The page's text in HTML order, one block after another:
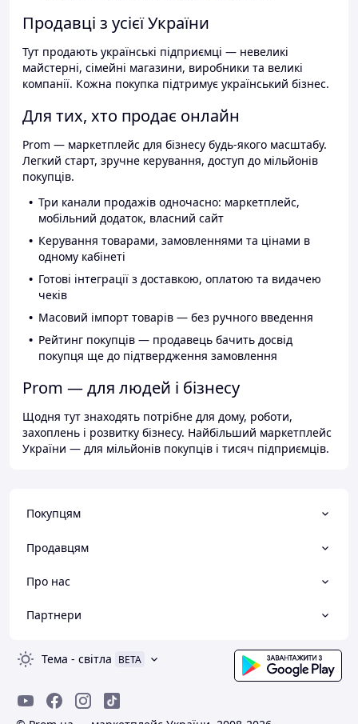
Продавці з усієї України
Тут продають українські підприємці — невеликі
майстерні, сімейні магазини, виробники та великі
компанії. Кожна покупка підтримує український бізнес.
Для тих, хто продає онлайн
Prom — маркетплейс для бізнесу будь-якого масштабу.
Легкий старт, зручне керування, доступ до мільйонів
покупців.
Три канали продажів одночасно: маркетплейс,
мобільний додаток, власний сайт
Керування товарами, замовленнями та цінами в
одному кабінеті
Готові інтеграції з доставкою, оплатою та видачею
чеків
Масовий імпорт товарів — без ручного введення
Рейтинг покупців — продавець бачить досвід
покупця ще до підтвердження замовлення
Prom — для людей і бізнесу
Щодня тут знаходять потрібне для дому, роботи,
захоплень і розвитку бізнесу. Найбільший маркетплейс
України — для мільйонів покупців і тисяч підприємців.
Покупцям
Продавцям
Про нас
Партнери
Тема - світла BETA